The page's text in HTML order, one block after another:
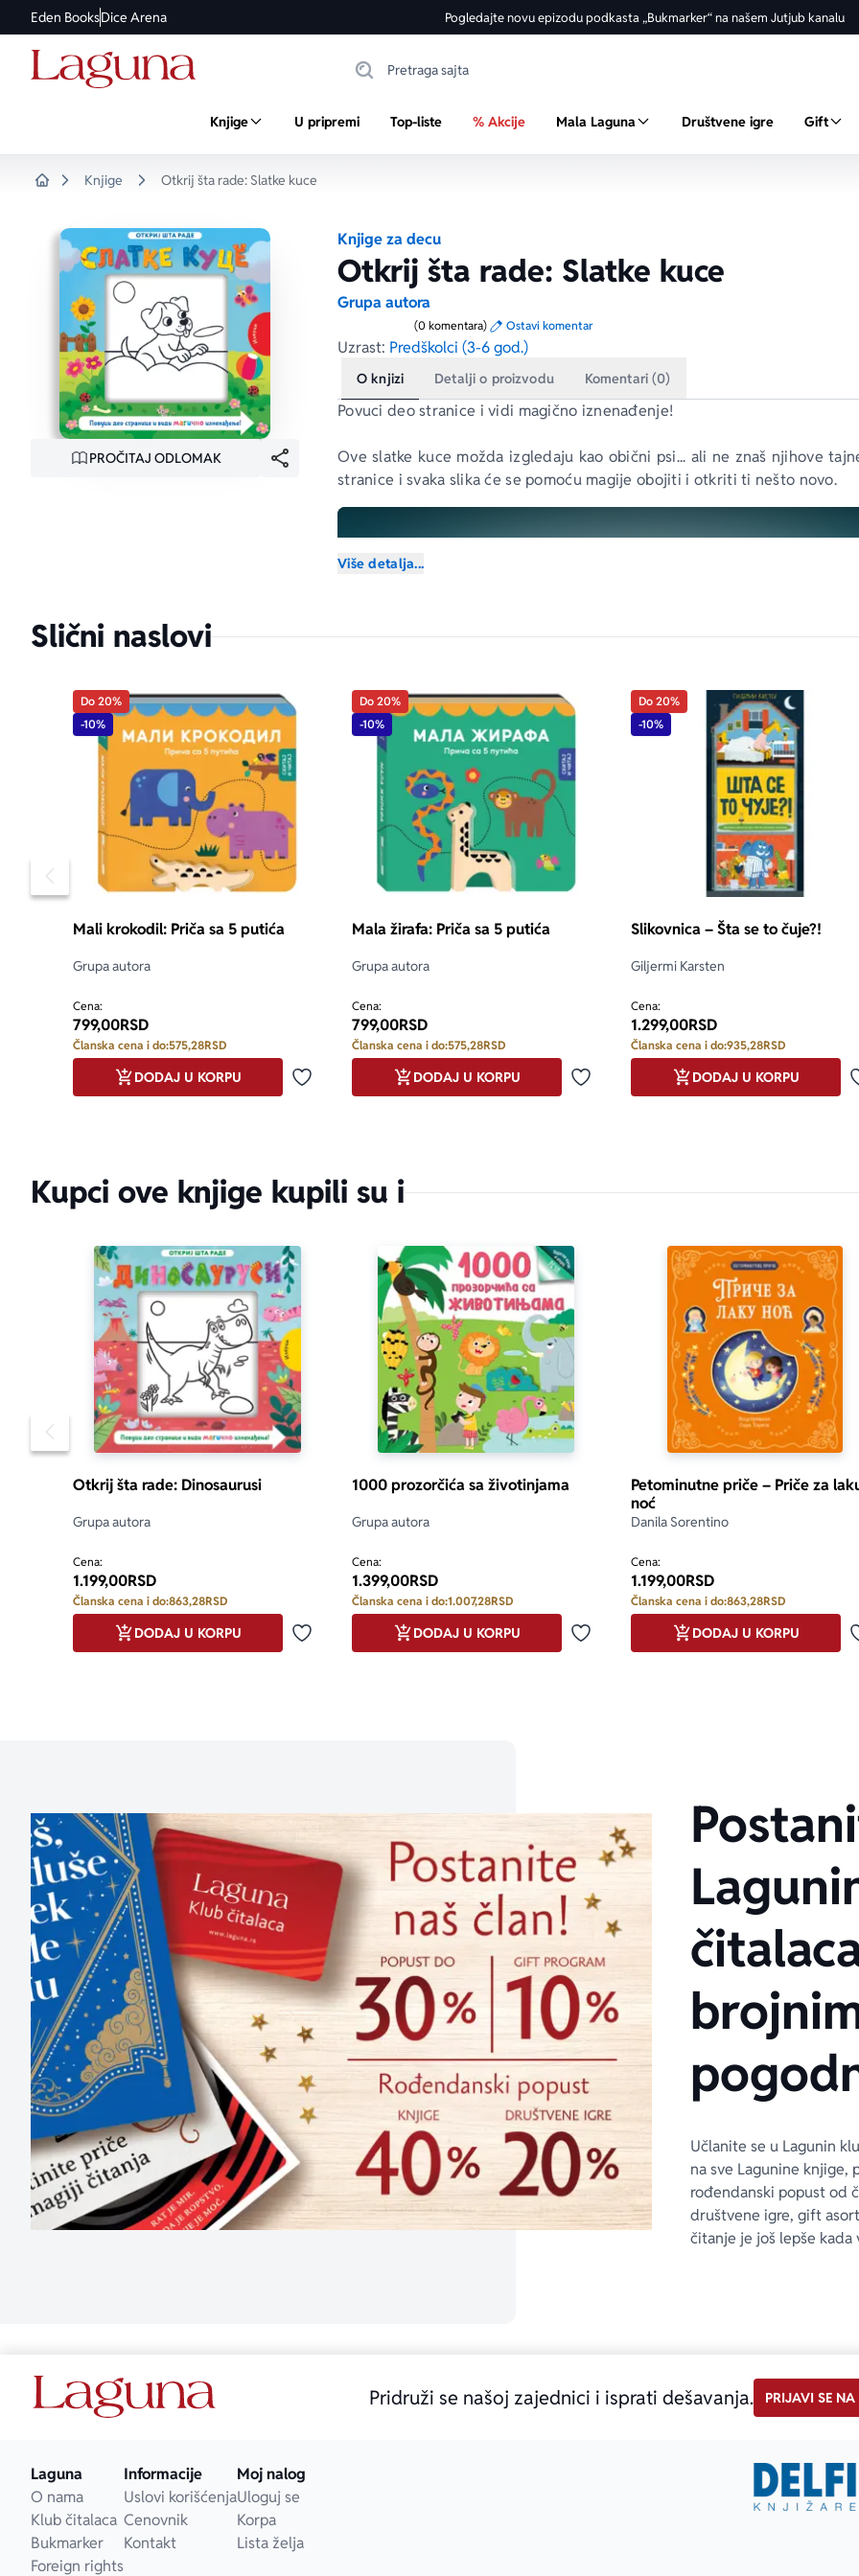
Eden BooksDice Arena Pogledajte novu epizodu podkasta „Bukmarker“ na našem Jutjub kanalu
Knjige U pripremi Top-liste % Akcije Mala Laguna Društvene igre Gift
Knjige Otkrij šta rade: Slatke kuce
PROČITAJ ODLOMAK
Knjige za decu
Otkrij šta rade: Slatke kuce
Grupa autora
(0 komentara) Ostavi komentar
Uzrast: Predškolci (3-6 god.)
O knjizi Detalji o proizvodu Komentari (0)
Povuci deo stranice i vidi magično iznenađenje!
Ove slatke kuce možda izgledaju kao obični psi... ali ne znaš njihove
stranice i svaka slika će se pomoću magije obojiti i otkriti ti nešto novo.
aboutPage.sr-only.custom-youtube-play-icon
Više detalja...
Slični naslovi
Pomeranje sadržaja slajdera u levo
Do 20%
-10%
Mali krokodil: Priča sa 5 putića
Grupa autora
Cena:
799,00RSD
Članska cena i do:575,28RSD
Dodaj u omiljene
DODAJ U KORPU
Do 20%
-10%
Mala žirafa: Priča sa 5 putića
Grupa autora
Cena:
799,00RSD
Članska cena i do:575,28RSD
Dodaj u omiljene
DODAJ U KORPU
Do 20%
-10%
Slikovnica – Šta se to čuje?!
Giljermi Karsten
Cena:
1.299,00RSD
Članska cena i do:935,28RSD
DODAJ U KORPU
Kupci ove knjige kupili su i
Pomeranje sadržaja slajdera u levo
Otkrij šta rade: Dinosaurusi
Grupa autora
Cena:
1.199,00RSD
Članska cena i do:863,28RSD
Dodaj u omiljene
DODAJ U KORPU
1000 prozorčića sa životinjama
Grupa autora
Cena:
1.399,00RSD
Članska cena i do:1.007,28RSD
Dodaj u omiljene
DODAJ U KORPU
Petominutne priče – Priče za
noć
Danila Sorentino
Cena:
1.199,00RSD
Članska cena i do:863,28RSD
DODAJ U KORPU
Učlanite se u Lagunin
na sve Lagunine knjige,
rođendanski popust od
društvene igre, gift
čitanje je još lepše kada
Pridruži se našoj zajednici i isprati dešavanja. PRIJAVI SE NA
Laguna
O nama
Klub čitalaca
Bukmarker
Foreign rights
Informacije
Uslovi korišćenja
Cenovnik
Kontakt
Moj nalog
Uloguj se
Korpa
Lista želja